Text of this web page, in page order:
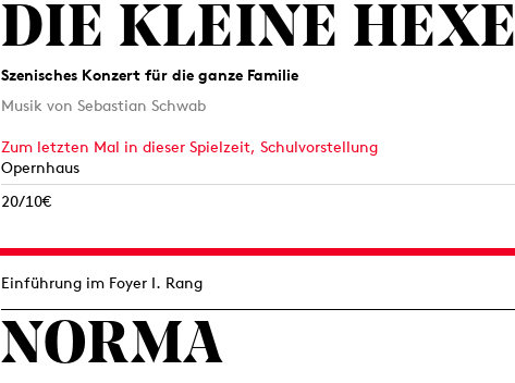
DIE KLEINE HEXE
Szenisches Konzert für die ganze Familie
Musik von Sebastian Schwab
Zum letzten Mal in dieser Spielzeit, Schulvorstellung
Opernhaus
20/10€
Einführung im Foyer I. Rang
NORMA